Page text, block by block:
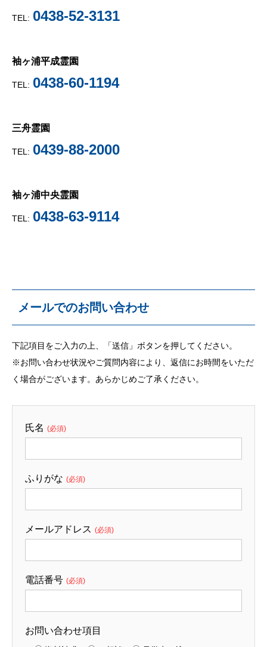
TEL: 0438-52-3131
袖ヶ浦平成霊園
TEL: 0438-60-1194
三舟霊園
TEL: 0439-88-2000
袖ヶ浦中央霊園
TEL: 0438-63-9114
メールでのお問い合わせ
下記項目をご入力の上、「送信」ボタンを押してください。
※お問い合わせ状況やご質問内容により、返信にお時間をいただ
く場合がございます。あらかじめご了承ください。
氏名 (必須)
ふりがな (必須)
メールアドレス (必須)
電話番号 (必須)
お問い合わせ項目